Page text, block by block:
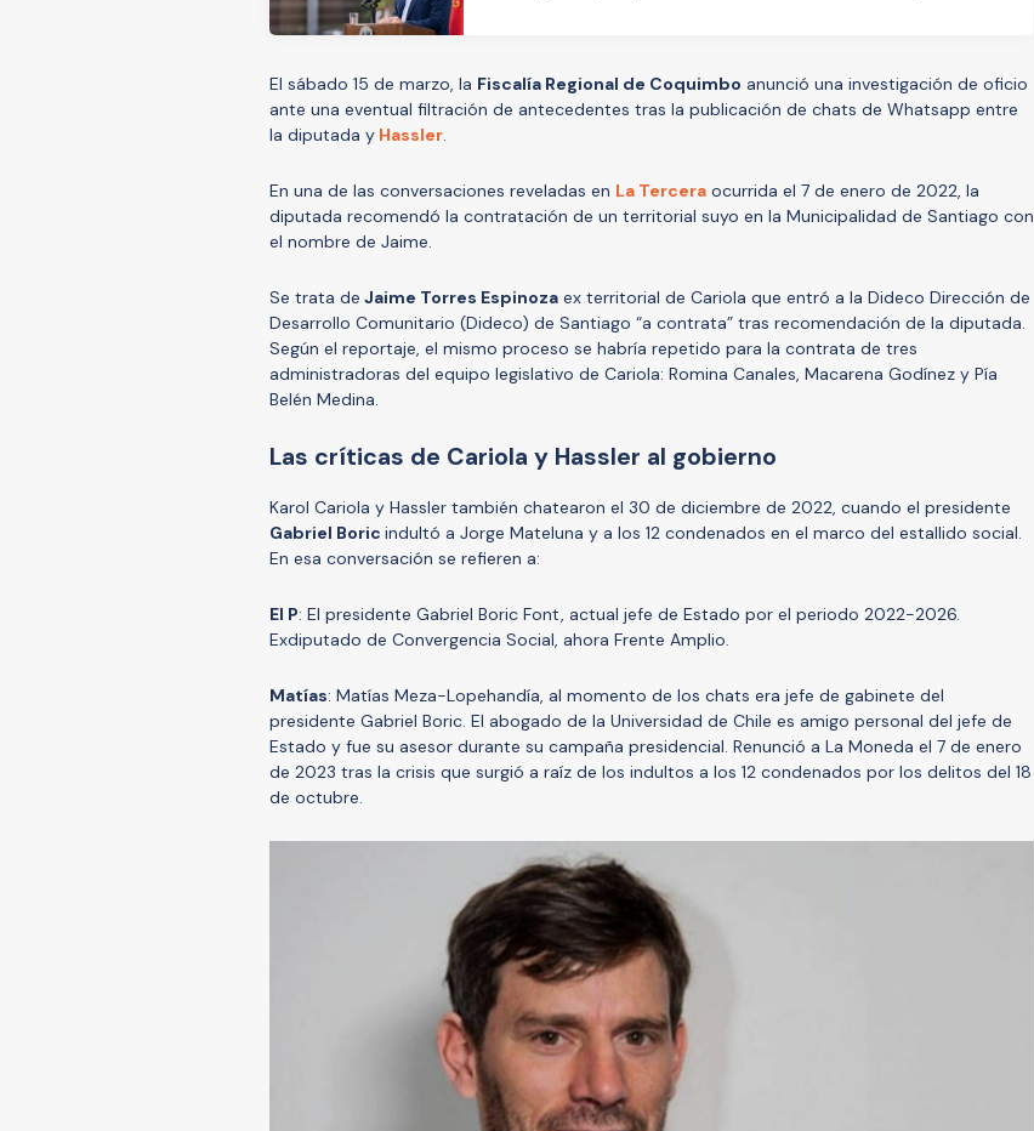
El sábado 15 de marzo, la Fiscalía Regional de Coquimbo anunció una investigación de oficio
ante una eventual filtración de antecedentes tras la publicación de chats de Whatsapp entre
la diputada y Hassler.
En una de las conversaciones reveladas en La Tercera ocurrida el 7 de enero de 2022, la
diputada recomendó la contratación de un territorial suyo en la Municipalidad de Santiago con
el nombre de Jaime.
Se trata de Jaime Torres Espinoza ex territorial de Cariola que entró a la Dideco Dirección de
Desarrollo Comunitario (Dideco) de Santiago “a contrata” tras recomendación de la diputada.
Según el reportaje, el mismo proceso se habría repetido para la contrata de tres
administradoras del equipo legislativo de Cariola: Romina Canales, Macarena Godínez y Pía
Belén Medina.
Las críticas de Cariola y Hassler al gobierno
Karol Cariola y Hassler también chatearon el 30 de diciembre de 2022, cuando el presidente
Gabriel Boric indultó a Jorge Mateluna y a los 12 condenados en el marco del estallido social.
En esa conversación se refieren a:
El P: El presidente Gabriel Boric Font, actual jefe de Estado por el periodo 2022-2026.
Exdiputado de Convergencia Social, ahora Frente Amplio.
Matías: Matías Meza-Lopehandía, al momento de los chats era jefe de gabinete del
presidente Gabriel Boric. El abogado de la Universidad de Chile es amigo personal del jefe de
Estado y fue su asesor durante su campaña presidencial. Renunció a La Moneda el 7 de enero
de 2023 tras la crisis que surgió a raíz de los indultos a los 12 condenados por los delitos del 18
de octubre.